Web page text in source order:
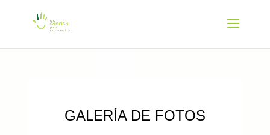
GALERÍA DE FOTOS